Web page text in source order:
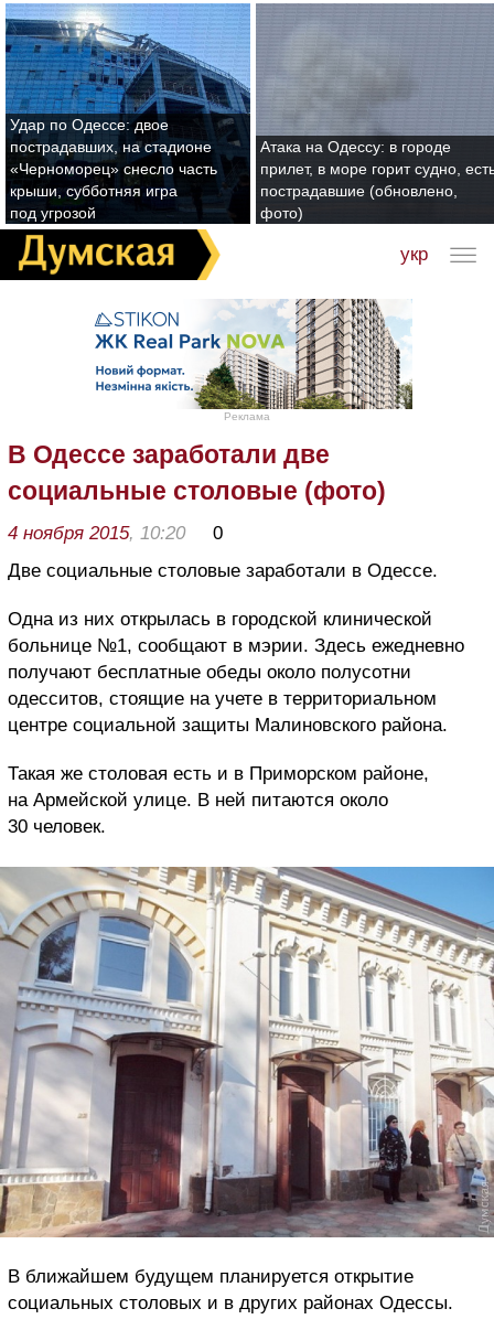
Удар по Одессе: двое
пострадавших, на стадионе
«Черноморец» снесло часть
крыши, субботняя игра
под угрозой
Атака на Одессу: в городе
прилет, в море горит судно,
пострадавшие (обновлено,
фото)
укр
Реклама
В Одессе заработали две
социальные столовые (фото)
4 ноября 2015, 10:20
0
Две социальные столовые заработали в Одессе.
Одна из них открылась в городской клинической
больнице №1, сообщают в мэрии. Здесь ежедневно
получают бесплатные обеды около полусотни
одесситов, стоящие на учете в территориальном
центре социальной защиты Малиновского района.
Такая же столовая есть и в Приморском районе,
на Армейской улице. В ней питаются около
30 человек.
В ближайшем будущем планируется открытие
социальных столовых и в других районах Одессы.